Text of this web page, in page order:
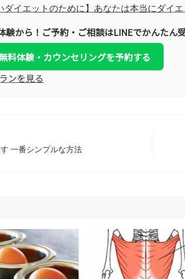
ダイエットのために】あなたは本当にダイ
験から！ご予約・ご相談はLINEでかんたん
料体験・カウンセリングを予約する
ンを見る
一番シンプルな方法